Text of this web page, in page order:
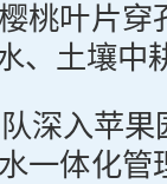
桃叶片穿
、土壤中
深入苹
一体化管